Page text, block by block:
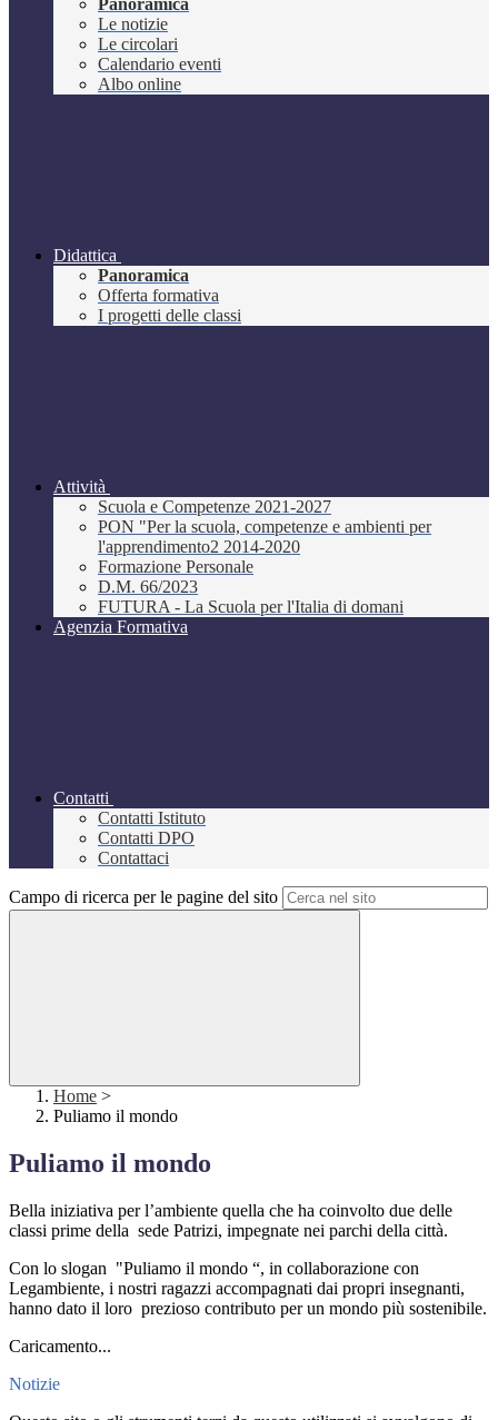
Panoramica
Le notizie
Le circolari
Calendario eventi
Albo online
Didattica
Panoramica
Offerta formativa
I progetti delle classi
Attività
Scuola e Competenze 2021-2027
PON "Per la scuola, competenze e ambienti per
l'apprendimento2 2014-2020
Formazione Personale
D.M. 66/2023
FUTURA - La Scuola per l'Italia di domani
Agenzia Formativa
Contatti
Contatti Istituto
Contatti DPO
Contattaci
Campo di ricerca per le pagine del sito
Home >
Puliamo il mondo
Puliamo il mondo
Bella iniziativa per l’ambiente quella che ha coinvolto due delle
classi prime della sede Patrizi, impegnate nei parchi della città.
Con lo slogan "Puliamo il mondo “, in collaborazione con
Legambiente, i nostri ragazzi accompagnati dai propri insegnanti,
hanno dato il loro prezioso contributo per un mondo più sostenibile.
Caricamento...
Notizie